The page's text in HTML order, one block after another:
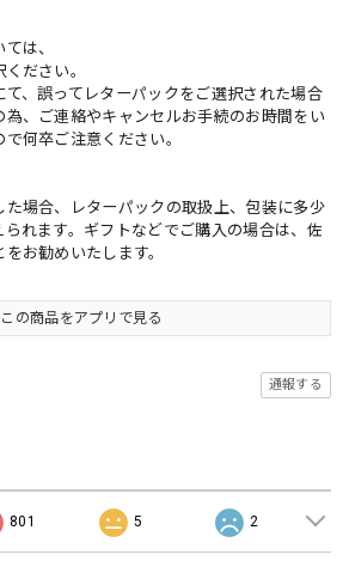
は、
ださい。
、誤ってレターパックをご選択された場合
為、ご連絡やキャンセルお手続のお時間をい
何卒ご注意ください。
場合、レターパックの取扱上、包装に多少
られます。ギフトなどでご購入の場合は、佐
お勧めいたします。
この商品をアプリで見る
通報する
801 5 2